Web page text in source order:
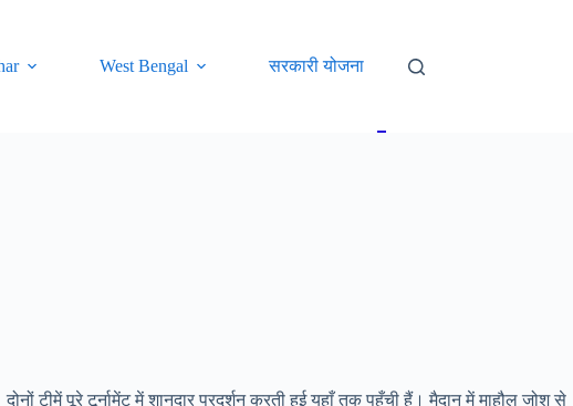
West Bengal सरकारी योजना Sports
टीमें पूरे टूर्नामेंट में शानदार प्रदर्शन करती हुई यहाँ तक पहुँची हैं। मैदान में माहौल जोश से